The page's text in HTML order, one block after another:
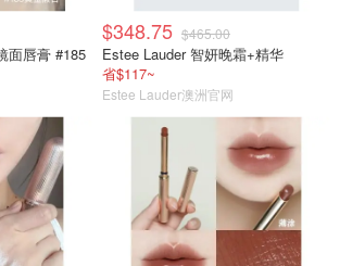
面唇膏 #185
$348.75 $465.00
Estee Lauder 智妍晚霜+精华
省$117~
Estee Lauder澳洲官网